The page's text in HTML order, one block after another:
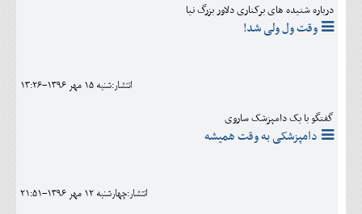
درباره شنیده های برکناری دلاور بزرگ نیا
وقت ول ولی شد!
انتشار:شنبه 15 مهر 1396-13:26
گفتگو با یک دامپزشک ساروی
دامپزشکی به وقت همیشه
انتشار:چهارشنبه 12 مهر 1396-21:51